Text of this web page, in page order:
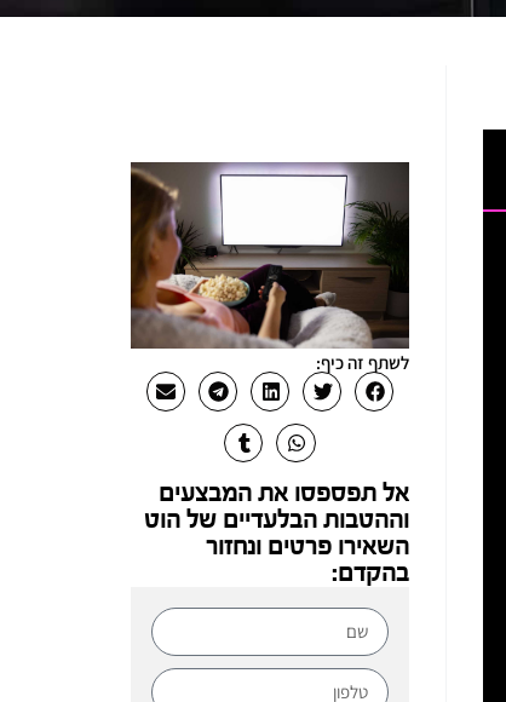
לשתף זה כיף:
אל תפספסו את המבצעים
וההטבות הבלעדיים של הוט
השאירו פרטים ונחזור
בהקדם: